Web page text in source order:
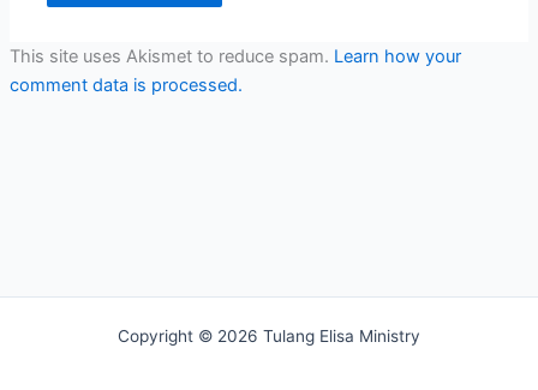
This site uses Akismet to reduce spam. Learn how your
comment data is processed.
Copyright © 2026 Tulang Elisa Ministry